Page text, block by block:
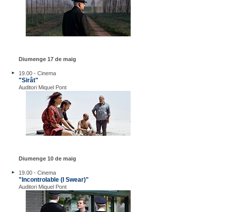
Diumenge 17 de maig
19.00 - Cinema
"Sirât"
Auditori Miquel Pont
Diumenge 10 de maig
19.00 - Cinema
"Incontrolable (I Swear)"
Auditori Miquel Pont